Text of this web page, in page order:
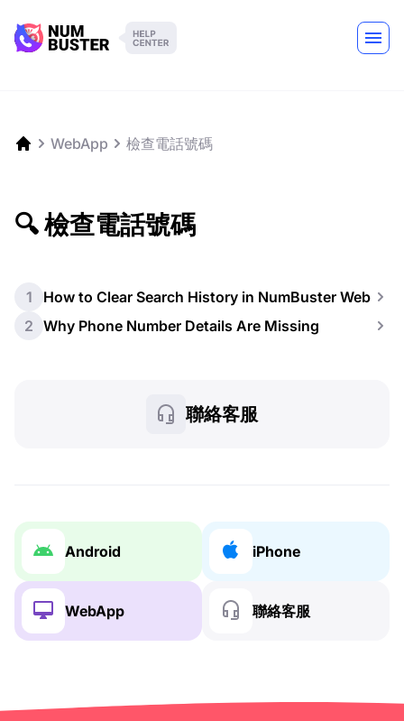
WebApp 檢查電話號碼
🔍 檢查電話號碼
1
How to Clear Search History in NumBuster Web
2 Why Phone Number Details Are Missing
聯絡客服
Android iPhone
WebApp 聯絡客服